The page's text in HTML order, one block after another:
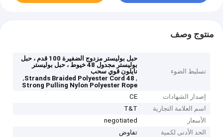
منتوج وصف
تسليط الضوء
حبل بوليستر مزدوج الضفيرة 100 قدم ، حبل
بوليستر مجدول 48 خيوط ، حبل بوليستر
نايلون قوي سحب
,
48 Strands Braided Polyester Cord
,
Strong Pulling Nylon Polyester Rope
إصدار الشهادات
CE
اسم العلامة التجارية
T&T
الأسعار
negotiated
الحد الأدنى لكمية
تفاوض